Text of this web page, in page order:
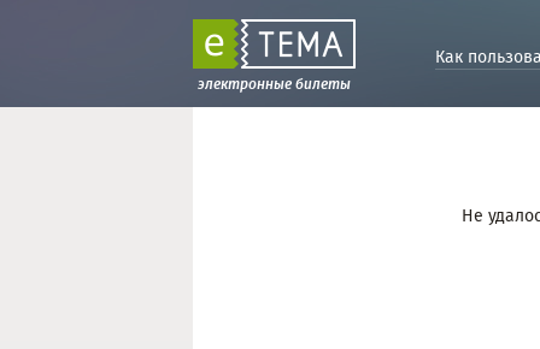
электронные билеты
Как
Не